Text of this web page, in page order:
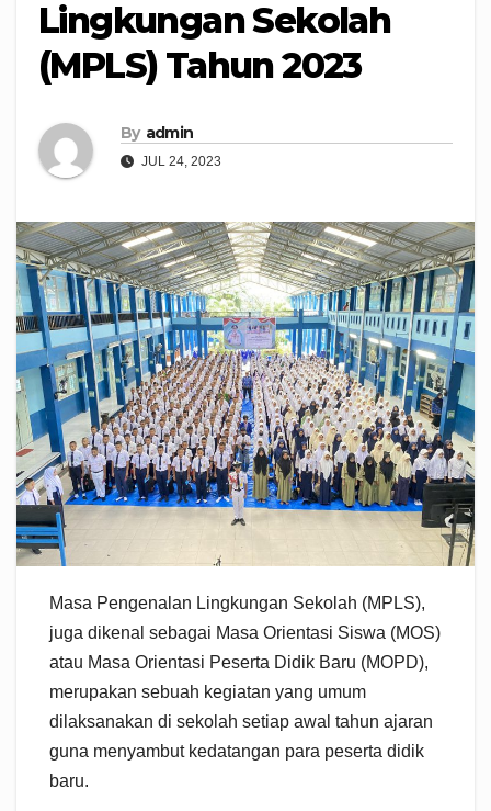
Lingkungan Sekolah
(MPLS) Tahun 2023
By admin
JUL 24, 2023
Masa Pengenalan Lingkungan Sekolah (MPLS),
juga dikenal sebagai Masa Orientasi Siswa (MOS)
atau Masa Orientasi Peserta Didik Baru (MOPD),
merupakan sebuah kegiatan yang umum
dilaksanakan di sekolah setiap awal tahun ajaran
guna menyambut kedatangan para peserta didik
baru.